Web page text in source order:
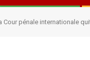
Cour pénale internationale